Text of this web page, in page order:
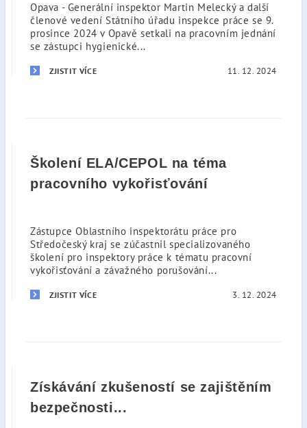
Opava - Generální inspektor Martin Melecký a další
členové vedení Státního úřadu inspekce práce se 9.
prosince 2024 v Opavě setkali na pracovním jednání
se zástupci hygienické...
ZJISTIT VÍCE 11. 12. 2024
Školení ELA/CEPOL na téma
pracovního vykořisťování
Zástupce Oblastního inspektorátu práce pro
Středočeský kraj se zúčastnil specializovaného
školení pro inspektory práce k tématu pracovní
vykořisťování a závažného porušování...
ZJISTIT VÍCE 3. 12. 2024
Získávání zkušeností se zajištěním
bezpečnosti...